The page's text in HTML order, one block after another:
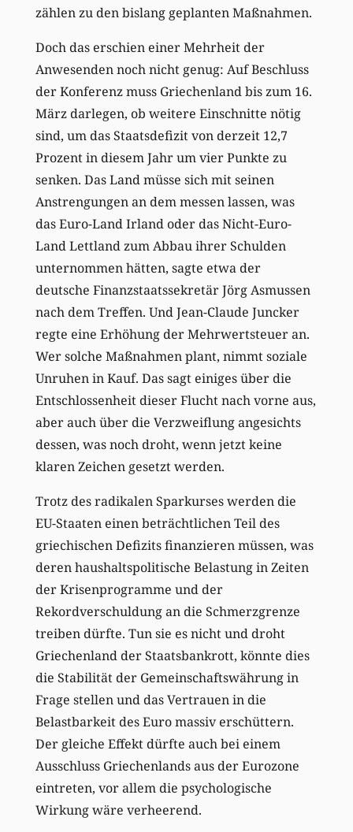
zählen zu den bislang geplanten Maßnahmen.
Doch das erschien einer Mehrheit der
Anwesenden noch nicht genug: Auf Beschluss
der Konferenz muss Griechenland bis zum 16.
März darlegen, ob weitere Einschnitte nötig
sind, um das Staatsdefizit von derzeit 12,7
Prozent in diesem Jahr um vier Punkte zu
senken. Das Land müsse sich mit seinen
Anstrengungen an dem messen lassen, was
das Euro-Land Irland oder das Nicht-Euro-
Land Lettland zum Abbau ihrer Schulden
unternommen hätten, sagte etwa der
deutsche Finanzstaatssekretär Jörg Asmussen
nach dem Treffen. Und Jean-Claude Juncker
regte eine Erhöhung der Mehrwertsteuer an.
Wer solche Maßnahmen plant, nimmt soziale
Unruhen in Kauf. Das sagt einiges über die
Entschlossenheit dieser Flucht nach vorne aus,
aber auch über die Verzweiflung angesichts
dessen, was noch droht, wenn jetzt keine
klaren Zeichen gesetzt werden.
Trotz des radikalen Sparkurses werden die
EU-Staaten einen beträchtlichen Teil des
griechischen Defizits finanzieren müssen, was
deren haushaltspolitische Belastung in Zeiten
der Krisenprogramme und der
Rekordverschuldung an die Schmerzgrenze
treiben dürfte. Tun sie es nicht und droht
Griechenland der Staatsbankrott, könnte dies
die Stabilität der Gemeinschaftswährung in
Frage stellen und das Vertrauen in die
Belastbarkeit des Euro massiv erschüttern.
Der gleiche Effekt dürfte auch bei einem
Ausschluss Griechenlands aus der Eurozone
eintreten, vor allem die psychologische
Wirkung wäre verheerend.